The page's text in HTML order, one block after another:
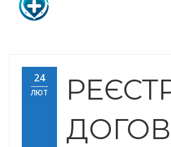
Черкаський
центр
24
ЛЮТ